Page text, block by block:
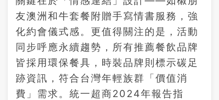
友澳洲和牛套餐附贈手寫情書服務，強
化約會儀式感。更值得關注的是，活動
同步呼應永續趨勢，所有推薦餐飲品牌
皆採用環保餐具，時裝品牌則標示碳足
跡資訊，符合台灣年輕族群「價值消
費」需求。統一超商2024年報告指